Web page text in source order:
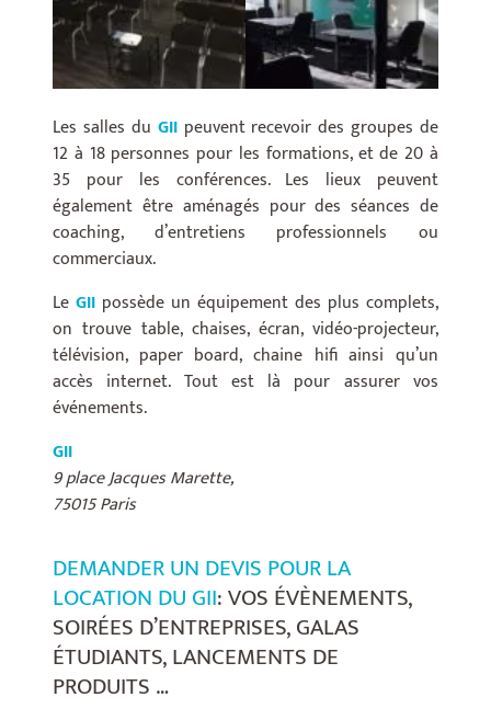
Les salles du GIIpeuvent recevoir des groupes de
12 à 18 personnes pour les formations, et de 20 à
35 pour les conférences. Les lieux peuvent
également être aménagés pour des séances de
coaching, d’entretiens professionnels ou
commerciaux.
Le GII possède un équipement des plus complets,
on trouve table, chaises, écran, vidéo-projecteur,
télévision, paper board, chaine hifi ainsi qu’un
accès internet. Tout est là pour assurer vos
événements.
GII
9 place Jacques Marette,
75015 Paris
DEMANDER UN DEVIS POUR LA
LOCATION DU GII: VOS ÉVÈNEMENTS,
SOIRÉES D’ENTREPRISES, GALAS
ÉTUDIANTS, LANCEMENTS DE
PRODUITS …